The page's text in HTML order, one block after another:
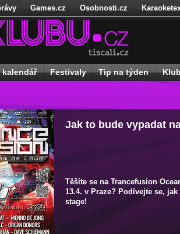
Games.cz Osobnosti.cz
Úschovna.cz
Hadejhru.cz
Hadejosobnosti.cz
kalendář Festivaly Tip na týden
Jak to bude vypadat
Těšíte se na Trancefusion
13.4. v Praze? Podívejte se,
stage!